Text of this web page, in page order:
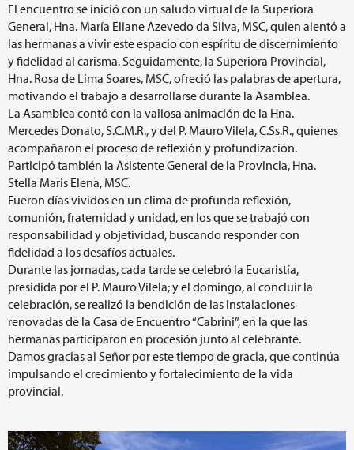
El encuentro se inició con un saludo virtual de la Superiora
General, Hna. María Eliane Azevedo da Silva, MSC, quien alentó a
las hermanas a vivir este espacio con espíritu de discernimiento
y fidelidad al carisma. Seguidamente, la Superiora Provincial,
Hna. Rosa de Lima Soares, MSC, ofreció las palabras de apertura,
motivando el trabajo a desarrollarse durante la Asamblea.
La Asamblea contó con la valiosa animación de la Hna.
Mercedes Donato, S.C.M.R., y del P. Mauro Vilela, C.Ss.R., quienes
acompañaron el proceso de reflexión y profundización.
Participó también la Asistente General de la Provincia, Hna.
Stella Maris Elena, MSC.
Fueron días vividos en un clima de profunda reflexión,
comunión, fraternidad y unidad, en los que se trabajó con
responsabilidad y objetividad, buscando responder con
fidelidad a los desafíos actuales.
Durante las jornadas, cada tarde se celebró la Eucaristía,
presidida por el P. Mauro Vilela; y el domingo, al concluir la
celebración, se realizó la bendición de las instalaciones
renovadas de la Casa de Encuentro “Cabrini”, en la que las
hermanas participaron en procesión junto al celebrante.
Damos gracias al Señor por este tiempo de gracia, que continúa
impulsando el crecimiento y fortalecimiento de la vida
provincial.